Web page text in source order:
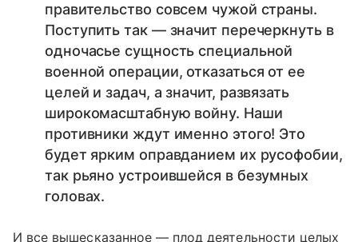
правительство совсем чужой страны.
Поступить так — значит перечеркнуть в
одночасье сущность специальной
военной операции, отказаться от ее
целей и задач, а значит, развязать
широкомасштабную войну. Наши
противники ждут именно этого! Это
будет ярким оправданием их русофобии,
так рьяно устроившейся в безумных
головах.
И все вышесказанное — плод деятельности целых